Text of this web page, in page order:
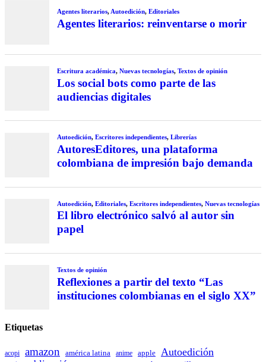
Agentes literarios,Autoedición, Editoriales
Agentes literarios: reinventarse o morir
Escritura académica, Nuevas tecnologías, Textos de opinión
Los social bots como parte de las
audiencias digitales
Autoedición, Escritores independientes, Librerías
AutoresEditores, una plataforma
colombiana de impresión bajo demanda
Autoedición, Editoriales, Escritores independientes, Nuevas tecnologías
El libro electrónico salvó al autor sin
papel
Textos de opinión
Reflexiones a partir del texto “Las
instituciones colombianas en el siglo XX”
Etiquetas
acopi amazon américa latina anime apple Autoedición